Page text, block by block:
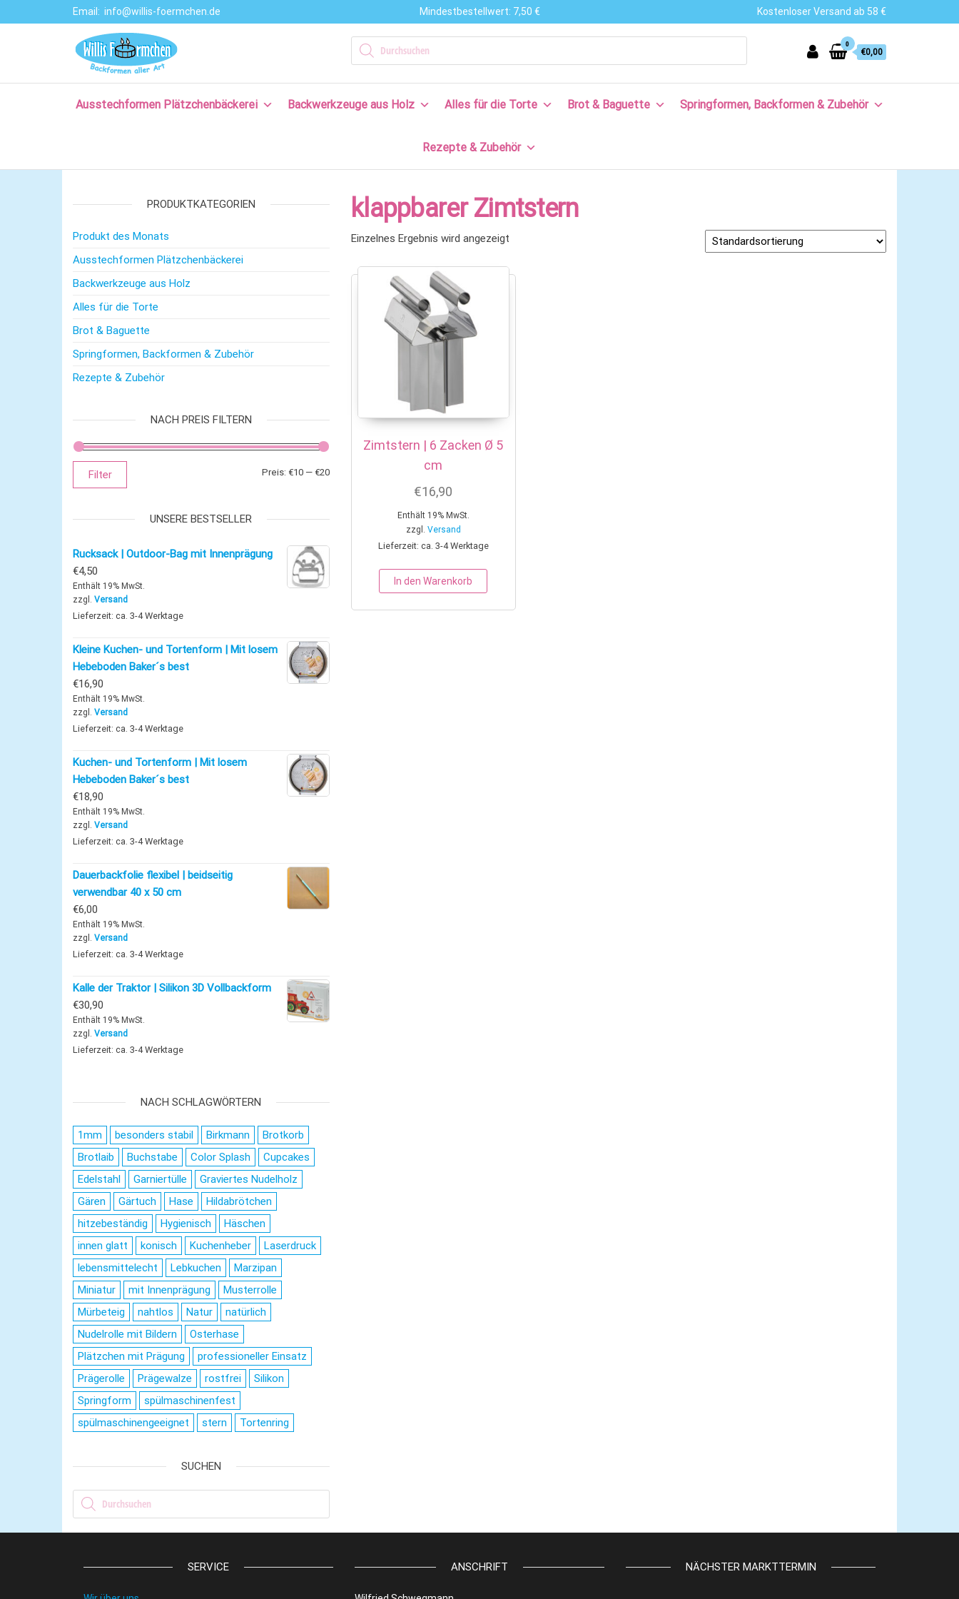
Email: info@willis-foermchen.de Mindestbestellwert: 7,50 € Kostenloser Versand ab 58 €
Ausstechformen
– Backformen
Große Auswahl
an
mit Rezepten
Products search
0
€0,00
Ausstechformen Plätzchenbäckerei Backwerkzeuge aus Holz Alles für die Torte Brot & Baguette Springformen, Backformen & Zubehör
Rezepte & Zubehör
klappbarer Zimtstern
Einzelnes Ergebnis wird angezeigt
Zimtstern | 6 Zacken Ø 5
cm
€16,90
Enthält 19% MwSt.
zzgl. Versand
Lieferzeit: ca. 3-4 Werktage
In den Warenkorb
PRODUKTKATEGORIEN
Produkt des Monats
Ausstechformen Plätzchenbäckerei
Backwerkzeuge aus Holz
Alles für die Torte
Brot & Baguette
Springformen, Backformen & Zubehör
Rezepte & Zubehör
NACH PREIS FILTERN
Min. Preis
Max. Preis
Filter Preis: €10— €20
UNSERE BESTSELLER
Rucksack | Outdoor-Bag mit Innenprägung
€4,50
Enthält 19% MwSt.
zzgl. Versand
Lieferzeit: ca. 3-4 Werktage
Kleine Kuchen- und Tortenform | Mit losem
Hebeboden Baker´s best
€16,90
Enthält 19% MwSt.
zzgl. Versand
Lieferzeit: ca. 3-4 Werktage
Kuchen- und Tortenform | Mit losem
Hebeboden Baker´s best
€18,90
Enthält 19% MwSt.
zzgl. Versand
Lieferzeit: ca. 3-4 Werktage
Dauerbackfolie flexibel | beidseitig
verwendbar 40 x 50 cm
€6,00
Enthält 19% MwSt.
zzgl. Versand
Lieferzeit: ca. 3-4 Werktage
Kalle der Traktor | Silikon 3D Vollbackform
€30,90
Enthält 19% MwSt.
zzgl. Versand
Lieferzeit: ca. 3-4 Werktage
NACH SCHLAGWÖRTERN
1mm besonders stabil Birkmann
Brotkorb
Brotlaib
Buchstabe Color Splash
Cupcakes
Edelstahl
Garniertülle
Graviertes Nudelholz
Gären
Gärtuch Hase
Hildabrötchen
hitzebeständig
Hygienisch
Häschen
innen glatt
konisch Kuchenheber
Laserdruck
lebensmittelecht
Lebkuchen
Marzipan
Miniatur
mit Innenprägung
Musterrolle
Mürbeteig
nahtlos Natur
natürlich
Nudelrolle mit Bildern
Osterhase
Plätzchen mit Prägung
professioneller Einsatz
Prägerolle
Prägewalze rostfrei
Silikon
Springform
spülmaschinenfest
spülmaschinengeeignet
stern Tortenring
SUCHEN
Products search
SERVICE ANSCHRIFT NÄCHSTER MARKTTERMIN